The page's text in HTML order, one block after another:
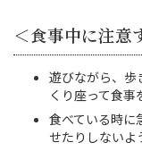
＜食事中に注意
遊びながら、歩
くり座って食事
食べている時に
せたりしないよ